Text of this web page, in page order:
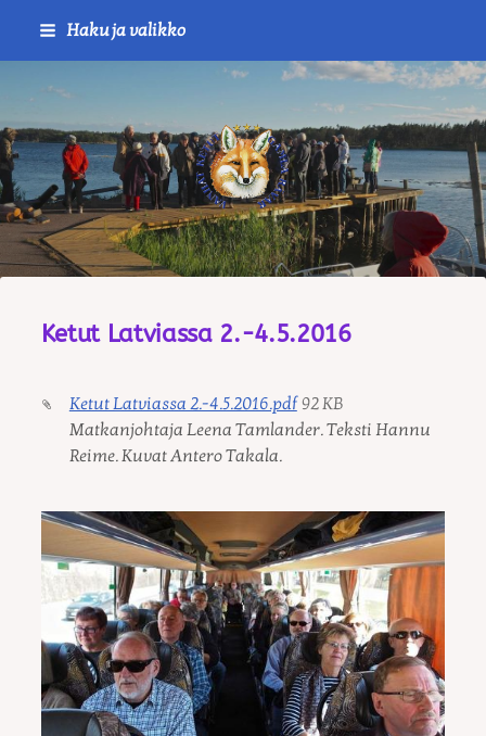
Siirry Haku ja valikko
Journalistiliitto / RTTL/
Ketut Latviassa 2.-4.5.2016
Ketut Latviassa 2.-4.5.2016.pdf 92 KB
Matkanjohtaja Leena Tamlander. Teksti Hannu
Reime. Kuvat Antero Takala.